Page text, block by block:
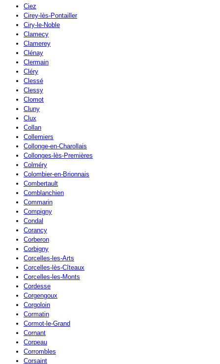
Ciez
Cirey-lès-Pontailler
Ciry-le-Noble
Clamecy
Clamerey
Clénay
Clermain
Cléry
Clessé
Clessy
Clomot
Cluny
Clux
Collan
Collemiers
Collonge-en-Charollais
Collonges-lès-Premières
Colméry
Colombier-en-Brionnais
Combertault
Comblanchien
Commarin
Compigny
Condal
Corancy
Corberon
Corbigny
Corcelles-les-Arts
Corcelles-lès-Cîteaux
Corcelles-les-Monts
Cordesse
Corgengoux
Corgoloin
Cormatin
Cormot-le-Grand
Cornant
Corpeau
Corrombles
Corsaint